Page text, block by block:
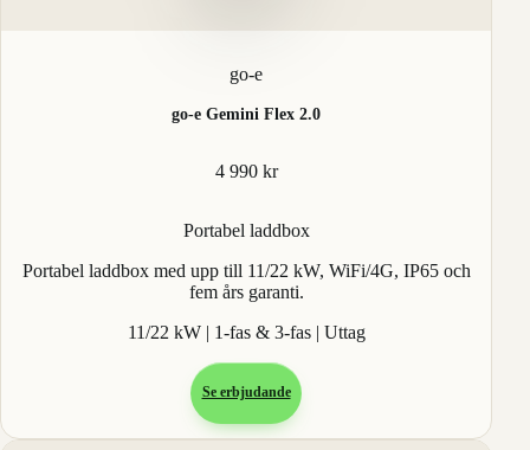
go-e
go-e Gemini Flex 2.0
4 990 kr
Portabel laddbox
Portabel laddbox med upp till 11/22 kW, WiFi/4G, IP65 och
fem års garanti.
11/22 kW | 1-fas & 3-fas | Uttag
Se erbjudande